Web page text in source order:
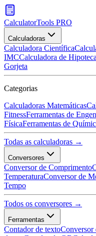
CalculatorTools PRO
Calculadoras
Calculadora Científica
IMCCalculadora de Hipoteca
Gorjeta
Categorias
Calculadoras Matemáticas
FitnessFerramentas de
FísicaFerramentas de
Todas as calculadoras →
Conversores
Conversor de Comprimento
TemperaturaConversor de
Tempo
Todos os conversores →
Ferramentas
Contador de textoConversor